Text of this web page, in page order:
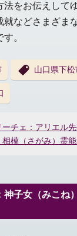
法をお伝えして
就などさまざま
。
山口県下松
チェ：アリエル
模（さがみ）霊
神子女（みこね